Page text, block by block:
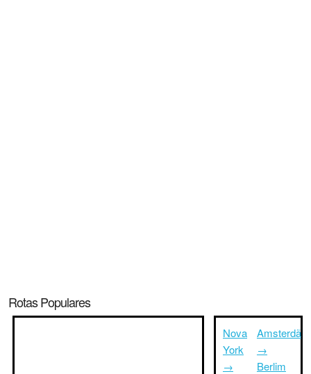
Rotas Populares
Nova
York
→
Amsterdã
→
Berlim